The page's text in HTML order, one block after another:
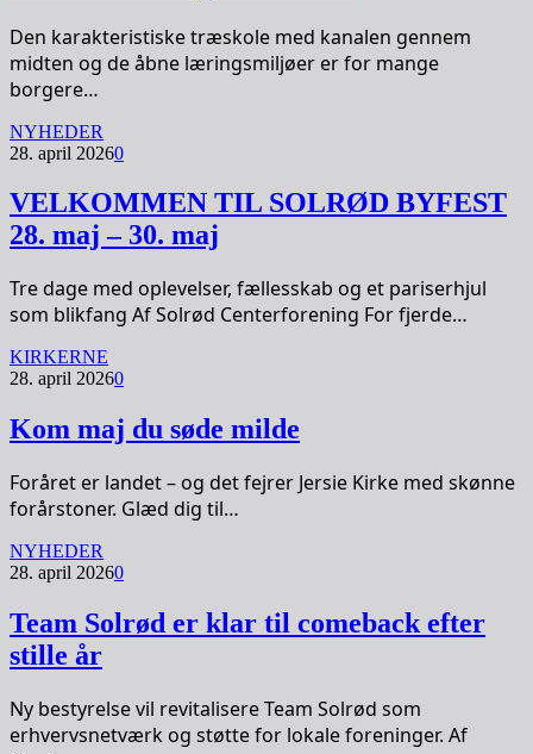
Den karakteristiske træskole med kanalen gennem
midten og de åbne læringsmiljøer er for mange
borgere…
NYHEDER
28. april 20260
VELKOMMEN TIL SOLRØD BYFEST
28. maj – 30. maj
Tre dage med oplevelser, fællesskab og et pariserhjul
som blikfang Af Solrød Centerforening For fjerde…
KIRKERNE
28. april 20260
Kom maj du søde milde
Foråret er landet – og det fejrer Jersie Kirke med skønne
forårstoner. Glæd dig til…
NYHEDER
28. april 20260
Team Solrød er klar til comeback efter
stille år
Ny bestyrelse vil revitalisere Team Solrød som
erhvervsnetværk og støtte for lokale foreninger. Af